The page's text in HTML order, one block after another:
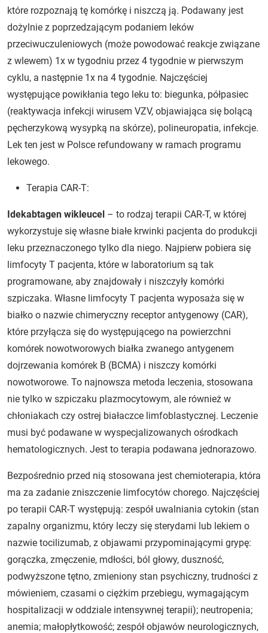
które rozpoznają tę komórkę i niszczą ją. Podawany jest
dożylnie z poprzedzającym podaniem leków
przeciwuczuleniowych (może powodować reakcje związane
z wlewem) 1x w tygodniu przez 4 tygodnie w pierwszym
cyklu, a następnie 1x na 4 tygodnie. Najczęściej
występujące powikłania tego leku to: biegunka, półpasiec
(reaktywacja infekcji wirusem VZV, objawiająca się bolącą
pęcherzykową wysypką na skórze), polineuropatia, infekcje.
Lek ten jest w Polsce refundowany w ramach programu
lekowego.
Terapia CAR-T:
Idekabtagen wikleucel – to rodzaj terapii CAR-T, w której
wykorzystuje się własne białe krwinki pacjenta do produkcji
leku przeznaczonego tylko dla niego. Najpierw pobiera się
limfocyty T pacjenta, które w laboratorium są tak
programowane, aby znajdowały i niszczyły komórki
szpiczaka. Własne limfocyty T pacjenta wyposaża się w
białko o nazwie chimeryczny receptor antygenowy (CAR),
które przyłącza się do występującego na powierzchni
komórek nowotworowych białka zwanego antygenem
dojrzewania komórek B (BCMA) i niszczy komórki
nowotworowe. To najnowsza metoda leczenia, stosowana
nie tylko w szpiczaku plazmocytowym, ale również w
chłoniakach czy ostrej białaczce limfoblastycznej. Leczenie
musi być podawane w wyspecjalizowanych ośrodkach
hematologicznych. Jest to terapia podawana jednorazowo.
Bezpośrednio przed nią stosowana jest chemioterapia, która
ma za zadanie zniszczenie limfocytów chorego. Najczęściej
po terapii CAR-T występują: zespół uwalniania cytokin (stan
zapalny organizmu, który leczy się sterydami lub lekiem o
nazwie tocilizumab, z objawami przypominającymi grypę:
gorączka, zmęczenie, mdłości, ból głowy, duszność,
podwyższone tętno, zmieniony stan psychiczny, trudności z
mówieniem, czasami o ciężkim przebiegu, wymagającym
hospitalizacji w oddziale intensywnej terapii); neutropenia;
anemia; małopłytkowość; zespół objawów neurologicznych,